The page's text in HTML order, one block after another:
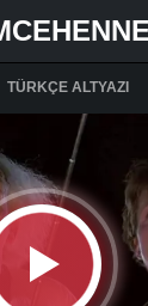
TÜRKÇE ALTYAZI